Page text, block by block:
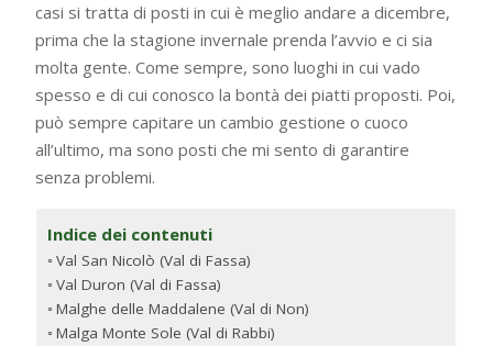
casi si tratta di posti in cui è meglio andare a dicembre,
prima che la stagione invernale prenda l’avvio e ci sia
molta gente. Come sempre, sono luoghi in cui vado
spesso e di cui conosco la bontà dei piatti proposti. Poi,
può sempre capitare un cambio gestione o cuoco
all’ultimo, ma sono posti che mi sento di garantire
senza problemi.
Indice dei contenuti
Val San Nicolò (Val di Fassa)
Val Duron (Val di Fassa)
Malghe delle Maddalene (Val di Non)
Malga Monte Sole (Val di Rabbi)